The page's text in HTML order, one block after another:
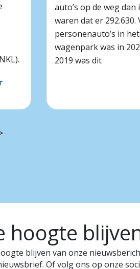
auto’s op de weg
waren dat er 292.630.
personenauto’s in
wagenpark was in
2019 was dit
hoogte
blijven van onze
Of volg ons op onze